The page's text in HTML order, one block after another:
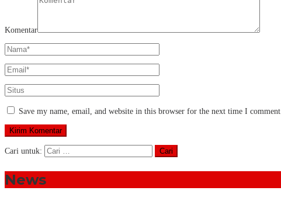
Komentar
Save my name, email, and website in this browser for the next time I comment.
Cari untuk:
News